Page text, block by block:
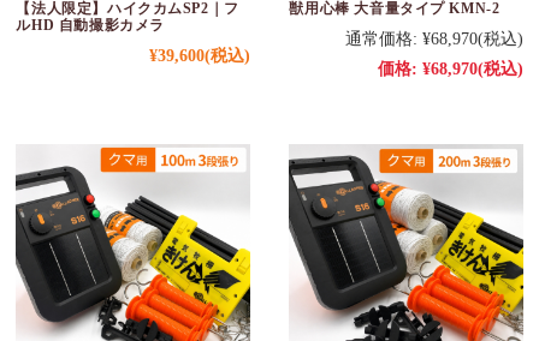
【法人限定】ハイクカムSP2｜フ
ルHD 自動撮影カメラ
¥39,600(税込)
獣用心棒 大音量タイプ KMN-2
通常価格: ¥68,970(税込)
価格: ¥68,970(税込)